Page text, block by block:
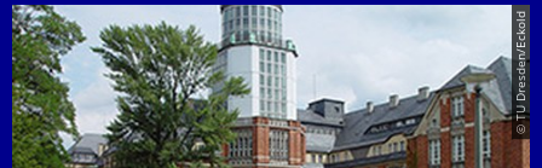
© TU Dresden/Eckold